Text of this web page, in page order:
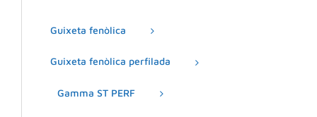
Guixeta fenòlica
Guixeta fenòlica perfilada
Gamma ST PERF